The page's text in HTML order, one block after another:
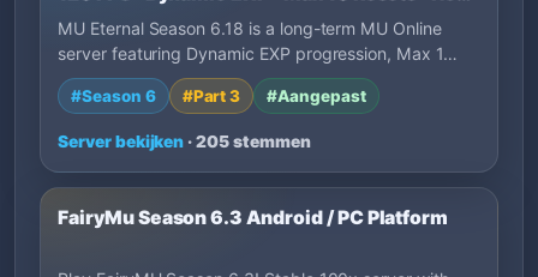
P2W
MU Eternal Season 6.18 is a long-term MU Online
server featuring Dynamic EXP progression, Max 1…
#Season 6 #Part 3 #Aangepast
Server bekijken · 205 stemmen
FairyMu Season 6.3 Android / PC Platform